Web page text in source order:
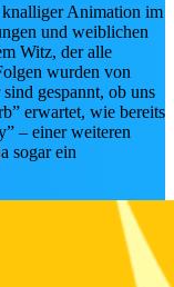
DER LÖWEN
am 18.
Relaxed
zeigt am 18. September
von…
SHOW &
Animation im
und weiblichen
Witz, der alle
wurden von
gespannt, ob uns
erwartet, wie bereits
– einer weiteren
sogar ein